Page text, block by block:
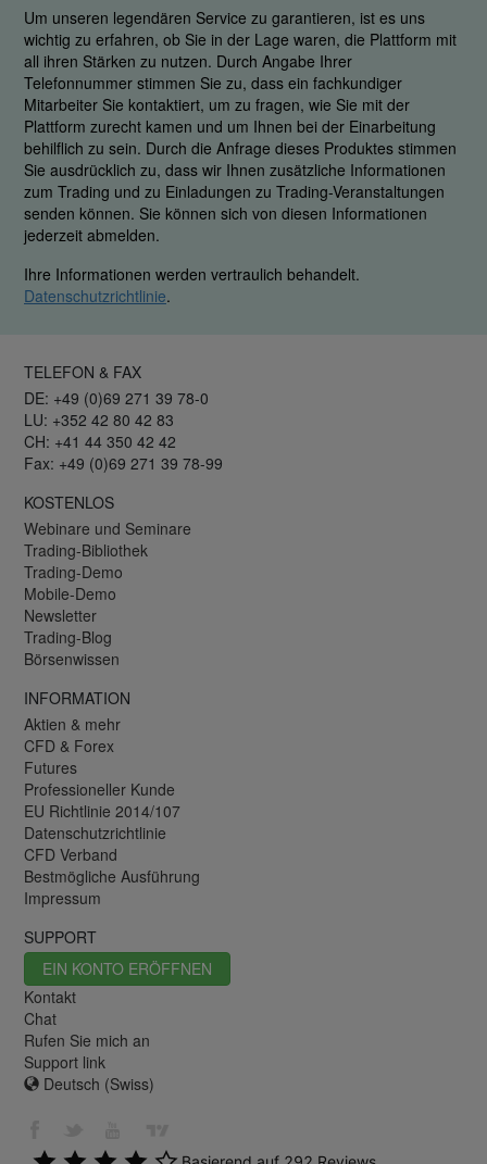
Um unseren legendären Service zu garantieren, ist es uns
wichtig zu erfahren, ob Sie in der Lage waren, die Plattform mit
all ihren Stärken zu nutzen. Durch Angabe Ihrer
Telefonnummer stimmen Sie zu, dass ein fachkundiger
Mitarbeiter Sie kontaktiert, um zu fragen, wie Sie mit der
Plattform zurecht kamen und um Ihnen bei der Einarbeitung
behilflich zu sein. Durch die Anfrage dieses Produktes stimmen
Sie ausdrücklich zu, dass wir Ihnen zusätzliche Informationen
zum Trading und zu Einladungen zu Trading-Veranstaltungen
senden können. Sie können sich von diesen Informationen
jederzeit abmelden.
Ihre Informationen werden vertraulich behandelt.
Datenschutzrichtlinie.
TELEFON & FAX
DE: +49 (0)69 271 39 78-0
LU: +352 42 80 42 83
CH: +41 44 350 42 42
Fax: +49 (0)69 271 39 78-99
KOSTENLOS
Webinare und Seminare
Trading-Bibliothek
Trading-Demo
Mobile-Demo
Newsletter
Trading-Blog
Börsenwissen
INFORMATION
Aktien & mehr
CFD & Forex
Futures
Professioneller Kunde
EU Richtlinie 2014/107
Datenschutzrichtlinie
CFD Verband
Bestmögliche Ausführung
Impressum
SUPPORT
EIN KONTO ERÖFFNEN
Kontakt
Chat
Rufen Sie mich an
Support link
Deutsch (Swiss)